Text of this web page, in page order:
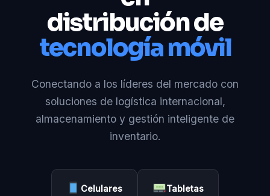
distribución de
tecnología móvil
Conectando a los líderes del mercado con
soluciones de logística internacional,
almacenamiento y gestión inteligente de
inventario.
Celulares Tabletas